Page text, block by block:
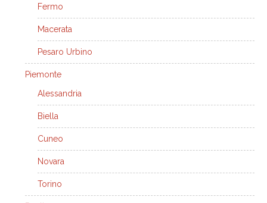
Fermo
Macerata
Pesaro Urbino
Piemonte
Alessandria
Biella
Cuneo
Novara
Torino